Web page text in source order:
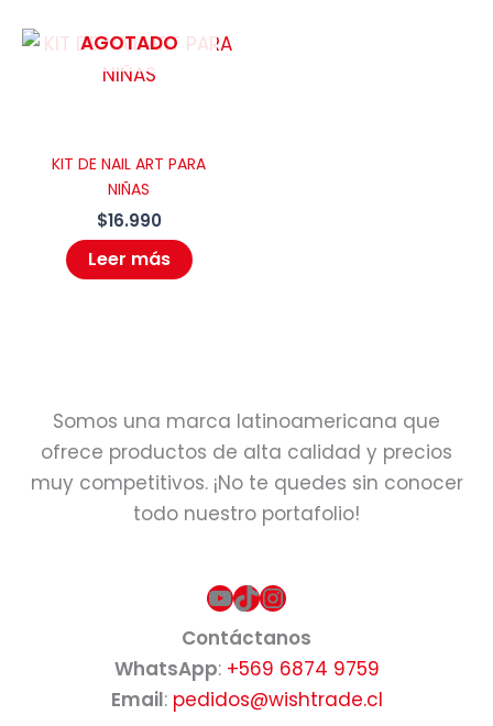
AGOTADO
KIT DE NAIL ART PARA
NIÑAS
$16.990
Leer más
Somos una marca latinoamericana que
ofrece productos de alta calidad y precios
muy competitivos. ¡No te quedes sin conocer
todo nuestro portafolio!
YouTube
TikTok
Instagram
Contáctanos
WhatsApp: +569 6874 9759
Email: pedidos@wishtrade.cl